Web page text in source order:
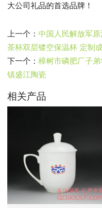
大公司礼品的首选品牌！
上一个： 中国人民解放军
茶杯双层镂空保温杯 定制
下一个： 樟树市磷肥厂子
镇盛江陶瓷
相关产品